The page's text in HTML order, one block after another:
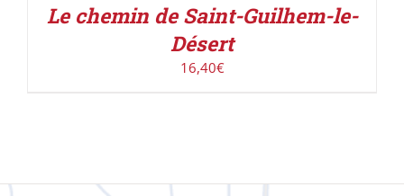
Le chemin de Saint-Guilhem-le-
Désert
16,40€